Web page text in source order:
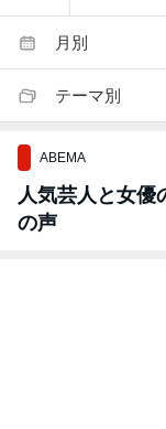
月別
テーマ別
ABEMA
人気芸人と女優
の声